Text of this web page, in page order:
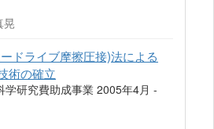
晃
ドライブ摩擦圧接)法による
術の確立
学研究費助成事業 2005年4月 -